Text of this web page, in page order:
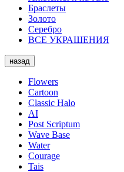
Браслеты
Золото
Серебро
ВСЕ УКРАШЕНИЯ
назад
Flowers
Cartoon
Classic Halo
AI
Post Scriptum
Wave Base
Water
Courage
Tais